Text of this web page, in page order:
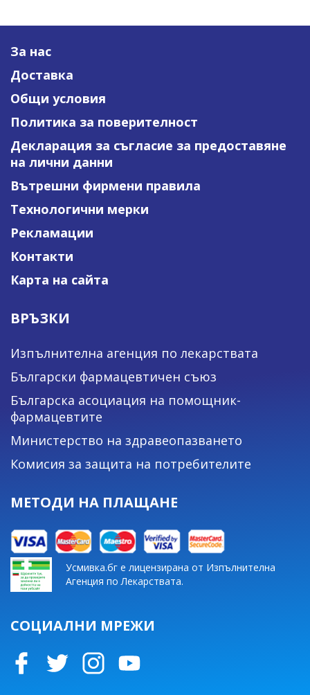
За нас
Доставка
Общи условия
Политика за поверителност
Декларация за съгласие за предоставяне
на лични данни
Вътрешни фирмени правила
Технологични мерки
Рекламации
Контакти
Карта на сайта
ВРЪЗКИ
Изпълнителна агенция по лекарствата
Български фармацевтичен съюз
Българска асоциация на помощник-
фармацевтите
Министерство на здравеопазването
Комисия за защита на потребителите
МЕТОДИ НА ПЛАЩАНЕ
Усмивка.бг е лицензирана от Изпълнителна
Агенция по Лекарствата.
СОЦИАЛНИ МРЕЖИ